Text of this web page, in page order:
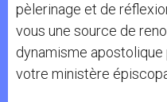
pèlerinage et de
vous une source de
dynamisme
votre ministère